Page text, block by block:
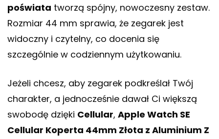
poświata tworzą spójny, nowoczesny zestaw.
Rozmiar 44 mm sprawia, że zegarek jest
widoczny i czytelny, co docenia się
szczególnie w codziennym użytkowaniu.
Jeżeli chcesz, aby zegarek podkreślał Twój
charakter, a jednocześnie dawał Ci większą
swobodę dzięki Cellular, Apple Watch SE
Cellular Koperta 44mm Złota z Aluminium Z